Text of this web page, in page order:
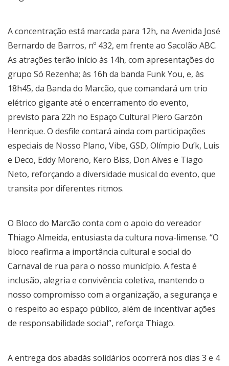
A concentração está marcada para 12h, na Avenida José
Bernardo de Barros, nº 432, em frente ao Sacolão ABC.
As atrações terão início às 14h, com apresentações do
grupo Só Rezenha; às 16h da banda Funk You, e, às
18h45, da Banda do Marcão, que comandará um trio
elétrico gigante até o encerramento do evento,
previsto para 22h no Espaço Cultural Piero Garzón
Henrique. O desfile contará ainda com participações
especiais de Nosso Plano, Vibe, GSD, Olímpio Du’k, Luis
e Deco, Eddy Moreno, Kero Biss, Don Alves e Tiago
Neto, reforçando a diversidade musical do evento, que
transita por diferentes ritmos.
O Bloco do Marcão conta com o apoio do vereador
Thiago Almeida, entusiasta da cultura nova-limense. “O
bloco reafirma a importância cultural e social do
Carnaval de rua para o nosso município. A festa é
inclusão, alegria e convivência coletiva, mantendo o
nosso compromisso com a organização, a segurança e
o respeito ao espaço público, além de incentivar ações
de responsabilidade social”, reforça Thiago.
A entrega dos abadás solidários ocorrerá nos dias 3 e 4